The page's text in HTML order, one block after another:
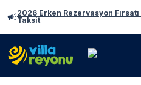
2026 Erken Rezervasyon
Taksit